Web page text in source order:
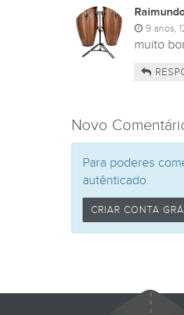
9 anos,
muito
Novo
Para poderes
autênticado.
CRIAR CONTA